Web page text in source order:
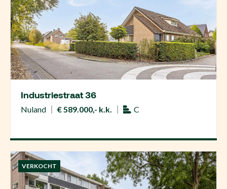
Industriestraat 36
Nuland € 589.000,- k.k. C
VERKOCHT